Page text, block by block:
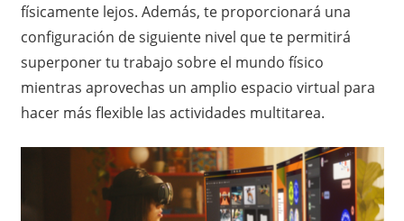
físicamente lejos. Además, te proporcionará una
configuración de siguiente nivel que te permitirá
superponer tu trabajo sobre el mundo físico
mientras aprovechas un amplio espacio virtual para
hacer más flexible las actividades multitarea.